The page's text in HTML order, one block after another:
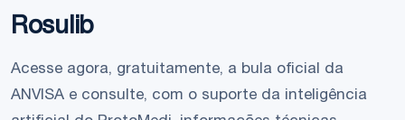
Rosulib
Acesse agora, gratuitamente, a bula oficial da
ANVISA e consulte, com o suporte da inteligência